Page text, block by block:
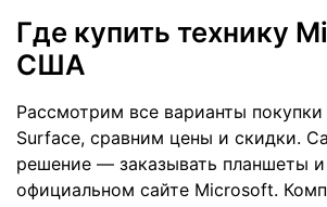
Где купить технику
США
Рассмотрим все варианты покупки
Surface, сравним цены и скидки.
решение — заказывать планшеты и
официальном сайте Microsoft.